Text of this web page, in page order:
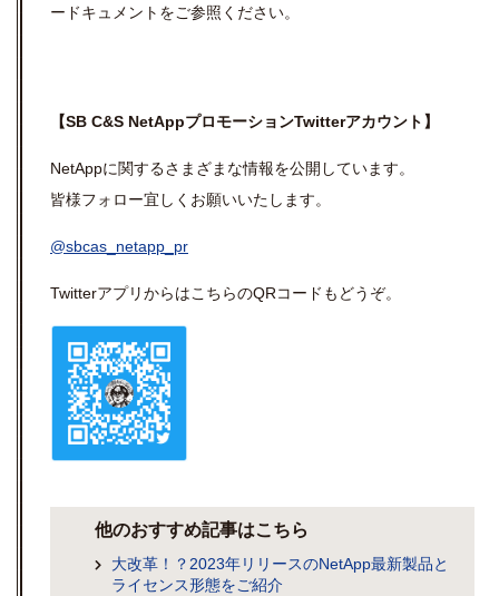
ードキュメントをご参照ください。
【SB C&S NetAppプロモーションTwitterアカウント】
NetAppに関するさまざまな情報を公開しています。
皆様フォロー宜しくお願いいたします。
@sbcas_netapp_pr
TwitterアプリからはこちらのQRコードもどうぞ。
他のおすすめ記事はこちら
大改革！？2023年リリースのNetApp最新製品と
ライセンス形態をご紹介